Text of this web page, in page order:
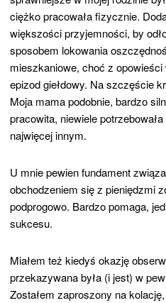
ciężko pracowała fizycznie.
większości przyjemności, by
sposobem lokowania
mieszkaniowe, choć z
epizod giełdowy. Na szczęście
Moja mama podobnie, bardzo
pracowita, niewiele
najwięcej innym.
U mnie pewien fundament
obchodzeniem się z pieniędzmi
podprogowo. Bardzo pomaga,
sukcesu.
Miałem też kiedyś okazję
przekazywana była (i jest) w
Zostałem zaproszony na